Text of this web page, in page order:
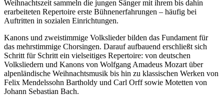
Weihnachtszeit sammeln die jungen Sänger mit ihrem bis dahin
erarbeiteten Repertoire erste Bühnenerfahrungen – häufig bei
Auftritten in sozialen Einrichtungen.
Kanons und zweistimmige Volkslieder bilden das Fundament für
das mehrstimmige Chorsingen. Darauf aufbauend erschließt sich
Schritt für Schritt ein vielseitiges Repertoire: von deutschen
Volksliedern und Kanons von Wolfgang Amadeus Mozart über
alpenländische Weihnachtsmusik bis hin zu klassischen Werken von
Felix Mendelssohn Bartholdy und Carl Orff sowie Motetten von
Johann Sebastian Bach.